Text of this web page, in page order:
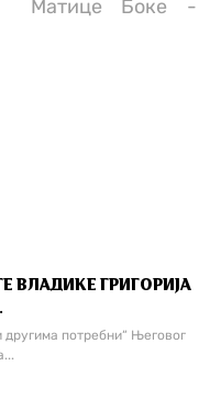
Матицe Боке -
ВЛАДИКЕ ГРИГОРИЈА
потребни“ Његовог